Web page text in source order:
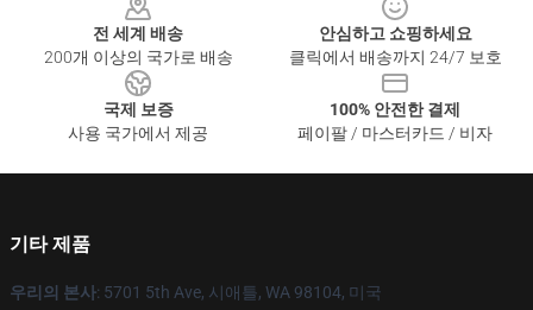
전 세계 배송
200개 이상의 국가로 배송
안심하고 쇼핑하세요
클릭에서 배송까지 24/7 보호
국제 보증
사용 국가에서 제공
100% 안전한 결제
페이팔 / 마스터카드 / 비자
기타 제품
우리의 본사: 5701 5th Ave, 시애틀, WA 98104, 미국